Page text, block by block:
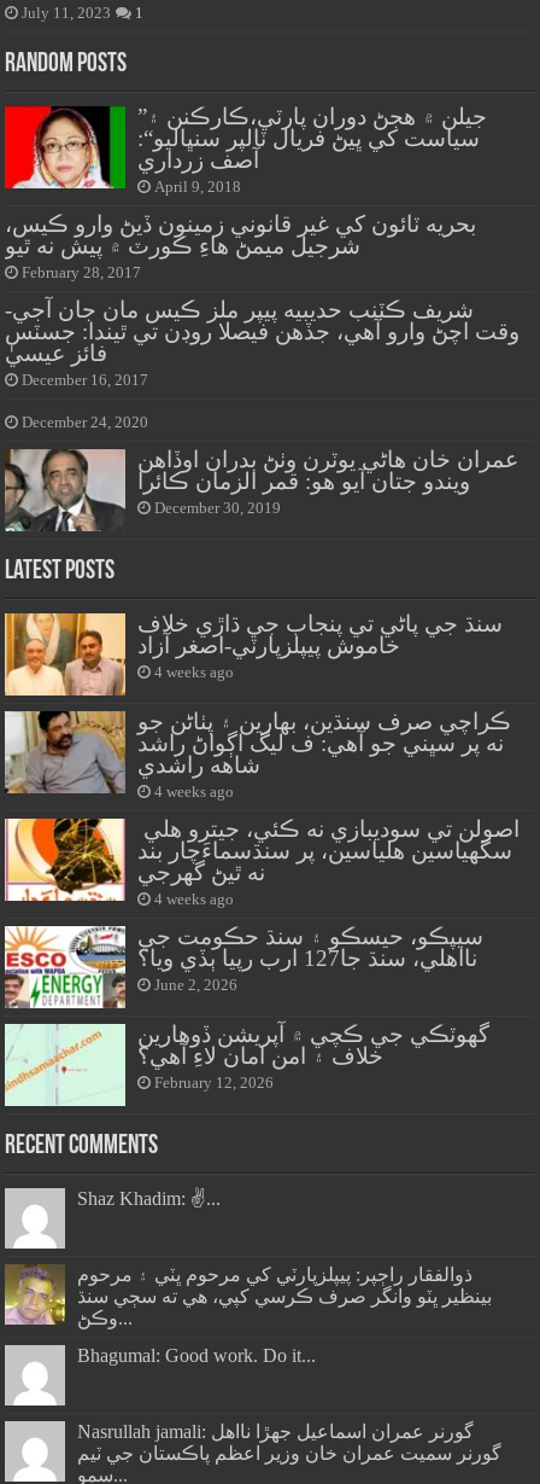
July 11, 2023 1
Random Posts
”جيلن ۾ هجڻ دوران پارٽي،ڪارڪنن ۽
سياست کي ڀيڻ فريال ٽالپر سنڀاليو“:
آصف زرداري
April 9, 2018
بحريه ٽائون کي غير قانوني زمينون ڏيڻ وارو ڪيس،
شرجيل ميمڻ هاءِ ڪورٽ ۾ پيش نه ٿيو
February 28, 2017
شريف ڪٽنب حديبيه پيپر ملز ڪيس مان جان آجي-
وقت اچڻ وارو آهي، جڏهن فيصلا روڊن تي ٿيندا: جسٽس
فائز عيسيٰ
December 16, 2017
December 24, 2020
عمران خان هاڻي يوٽرن وٺڻ بدران اوڏاهن
ويندو جتان آيو هو: قمر الزمان ڪائرا
December 30, 2019
Latest Posts
سنڌ جي پاڻي تي پنجاب جي ڌاڙي خلاف
خاموش پيپلزپارٽي-اصغر آزاد
4 weeks ago
ڪراچي صرف سنڌين، بهارين ۽ پٺاڻن جو
نه پر سڀني جو آهي: ف ليگ اڳواڻ راشد
شاهه راشدي
4 weeks ago
سگهياسين هلياسين، پر سنڌسماءَچار بند
نه ٿيڻ گهرجي
4 weeks ago
سيپڪو، حيسڪو ۽ سنڌ حڪومت جي
نااهلي، سنڌ جا127 ارب رپيا ٻڏي ويا؟
June 2, 2026
گهوٽڪي جي ڪچي ۾ آپريشن ڏوهارين
خلاف ۽ امن امان لاءِ آهي؟
February 12, 2026
Recent Comments
Shaz Khadim: ✌️...
ذوالفقار راڄپر: پيپلزپارٽي کي مرحوم ڀٽي ۽ مرحوم
بينظير ڀٽو وانگر صرف ڪرسي کپي، هي ته سڄي سنڌ
وڪڻ...
Bhagumal: Good work. Do it...
Nasrullah jamali: گورنر عمران اسماعيل جھڙا نااهل
گورنر سميت عمران خان وزير اعظم پاڪستان جي ٽيم
سمو...